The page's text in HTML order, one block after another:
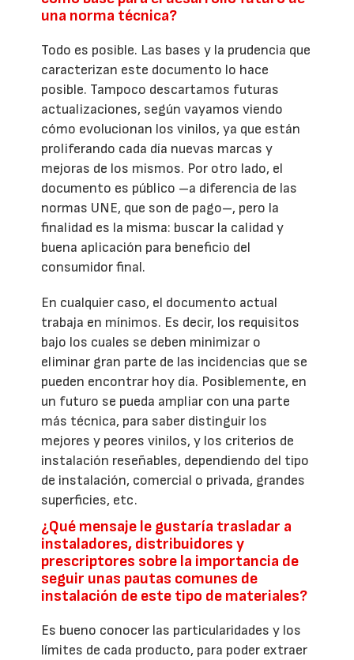
una norma técnica?
Todo es posible. Las bases y la prudencia que
caracterizan este documento lo hace
posible. Tampoco descartamos futuras
actualizaciones, según vayamos viendo
cómo evolucionan los vinilos, ya que están
proliferando cada día nuevas marcas y
mejoras de los mismos. Por otro lado, el
documento es público –a diferencia de las
normas UNE, que son de pago–, pero la
finalidad es la misma: buscar la calidad y
buena aplicación para beneficio del
consumidor final.
En cualquier caso, el documento actual
trabaja en mínimos. Es decir, los requisitos
bajo los cuales se deben minimizar o
eliminar gran parte de las incidencias que se
pueden encontrar hoy día. Posiblemente, en
un futuro se pueda ampliar con una parte
más técnica, para saber distinguir los
mejores y peores vinilos, y los criterios de
instalación reseñables, dependiendo del tipo
de instalación, comercial o privada, grandes
superficies, etc.
¿Qué mensaje le gustaría trasladar a
instaladores, distribuidores y
prescriptores sobre la importancia de
seguir unas pautas comunes de
instalación de este tipo de materiales?
Es bueno conocer las particularidades y los
límites de cada producto, para poder extraer